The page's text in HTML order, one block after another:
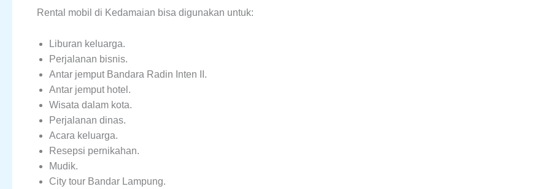
Rental mobil di Kedamaian bisa digunakan untuk:
Liburan keluarga.
Perjalanan bisnis.
Antar jemput Bandara Radin Inten II.
Antar jemput hotel.
Wisata dalam kota.
Perjalanan dinas.
Acara keluarga.
Resepsi pernikahan.
Mudik.
City tour Bandar Lampung.